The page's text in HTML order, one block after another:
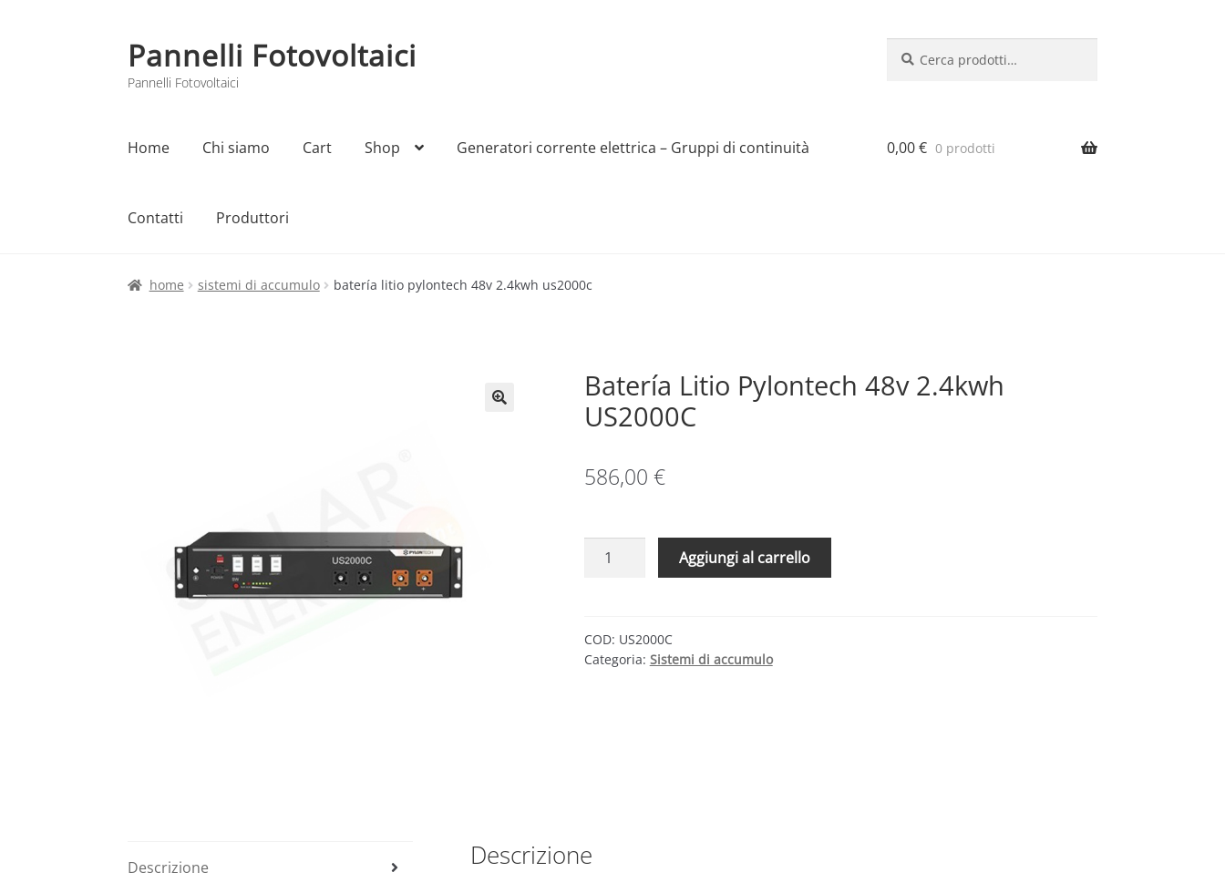
Vai
alla
navigazione
Vai
al
contenuto
Pannelli Fotovoltaici
Pannelli Fotovoltaici
Home Chi siamo Cart Shop Generatori corrente elettrica – Gruppi di continuità
Contatti Produttori
Home Cart Checkout Chi siamo Contatti My accountProduttori Sample Page
0,00€ 0 prodotti
home sistemi di accumulo batería litio pylontech 48v 2.4kwh us2000c
Batería Litio Pylontech 48v 2.4kwh
US2000C
586,00 €
Batería
2.4kwh
US2000C
Aggiungi al carrello
COD: US2000C
Categoria: Sistemi di accumulo
Descrizione Descrizione